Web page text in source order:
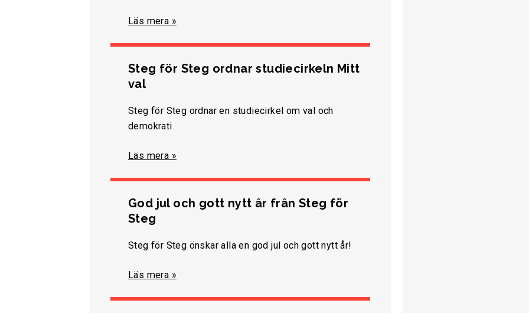
Läs mera »
Steg för Steg ordnar studiecirkeln Mitt
val
Steg för Steg ordnar en studiecirkel om val och
demokrati
Läs mera »
God jul och gott nytt år från Steg för
Steg
Steg för Steg önskar alla en god jul och gott nytt år!
Läs mera »